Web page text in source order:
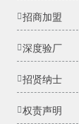
招商加盟
深度验厂
招贤纳士
权责声明